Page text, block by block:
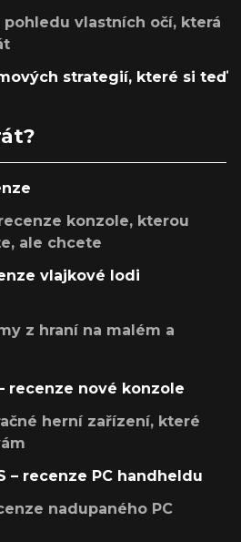
pohledu vlastních očí, která
strategií, které si teď
konzole, kterou
ale chcete
vlajkové lodi
z hraní na malém a
recenze nové konzole
herní zařízení, které
– recenze PC handheldu
nadupaného PC